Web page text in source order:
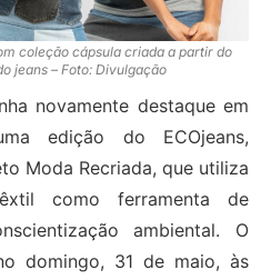
coleção cápsula criada a partir do
jeans – Foto: Divulgação
novamente destaque em
edição do ECOjeans,
Moda Recriada, que utiliza
como ferramenta de
ambiental. O
domingo, 31 de maio, às